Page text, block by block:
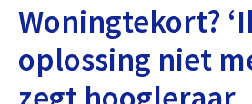
Woningtekort?
oplossing niet